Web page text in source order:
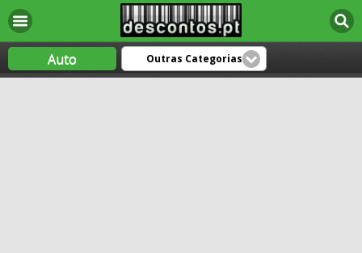
Auto Outras Categorias